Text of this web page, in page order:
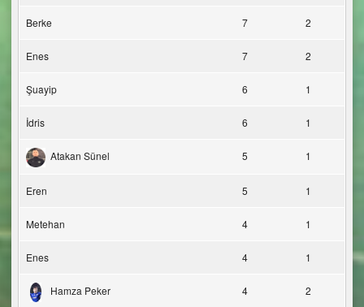
Berke 7 2
Enes 7 2
Şuayip 6 1
İdris 6 1
Atakan Sünel 5 1
Eren 5 1
Metehan 4 1
Enes 4 1
Hamza Peker 4 2